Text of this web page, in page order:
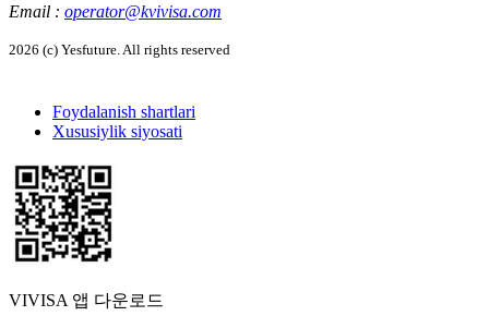
Email : operator@kvivisa.com
2026 (c) Yesfuture. All rights reserved
Foydalanish shartlari
Xususiylik siyosati
VIVISA 앱 다운로드